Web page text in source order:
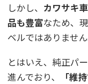
しかし、 カワサキ
品も豊富なため、
ベルではありません
とはいえ、純正パ
進んでおり、
「維